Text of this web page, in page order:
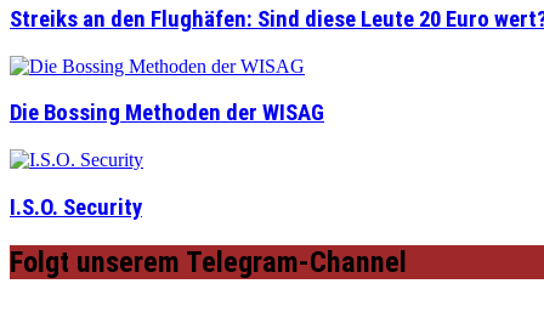
Streiks an den Flughäfen: Sind diese Leute 20 Euro
Die Bossing Methoden der WISAG
I.S.O. Security
Folgt unserem Telegram-Channel